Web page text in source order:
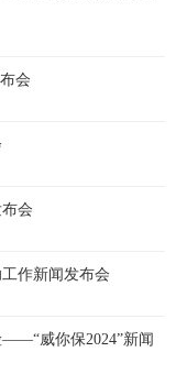
会
会
作新闻发布会
威你保2024”新闻